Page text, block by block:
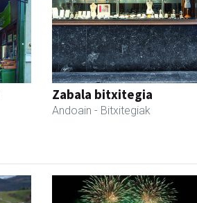
Zabala bitxitegia
Andoain - Bitxitegiak